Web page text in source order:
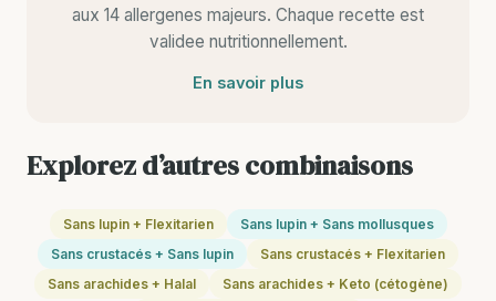
aux 14 allergenes majeurs. Chaque recette est
validee nutritionnellement.
En savoir plus
Explorez d’autres combinaisons
Sans lupin + Flexitarien
Sans lupin + Sans mollusques
Sans crustacés + Sans lupin
Sans crustacés + Flexitarien
Sans arachides + Halal
Sans arachides + Keto (cétogène)